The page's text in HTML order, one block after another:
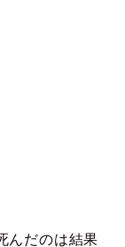
んだのは結果